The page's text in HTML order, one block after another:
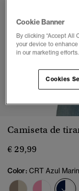
1
Camiseta de
€ 29,99
Color: CRT Azul
Cookie Banner
By clicking “Accept All
your device to
in our marketing efforts.
Cookies